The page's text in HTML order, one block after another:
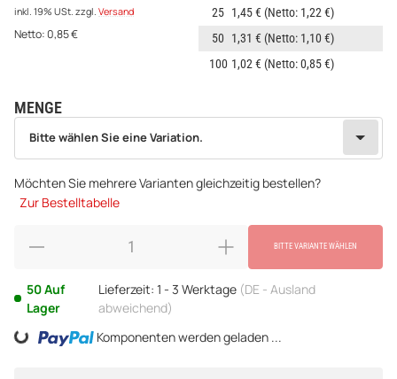
inkl. 19% USt. zzgl. Versand
Netto:0,85€
25 1,45 € (Netto: 1,22 €)
50
1,31 € (Netto: 1,10 €)
100 1,02 € (Netto: 0,85 €)
MENGE
wählen
Bitte wählen Sie eine Variation.
Möchten Sie mehrere Varianten gleichzeitig bestellen?
Zur Bestelltabelle
BITTE VARIANTE WÄHLEN
50 Auf
Lager
Lieferzeit: 1 - 3 Werktage (DE - Ausland
abweichend)
Loading... Komponenten werden geladen ...